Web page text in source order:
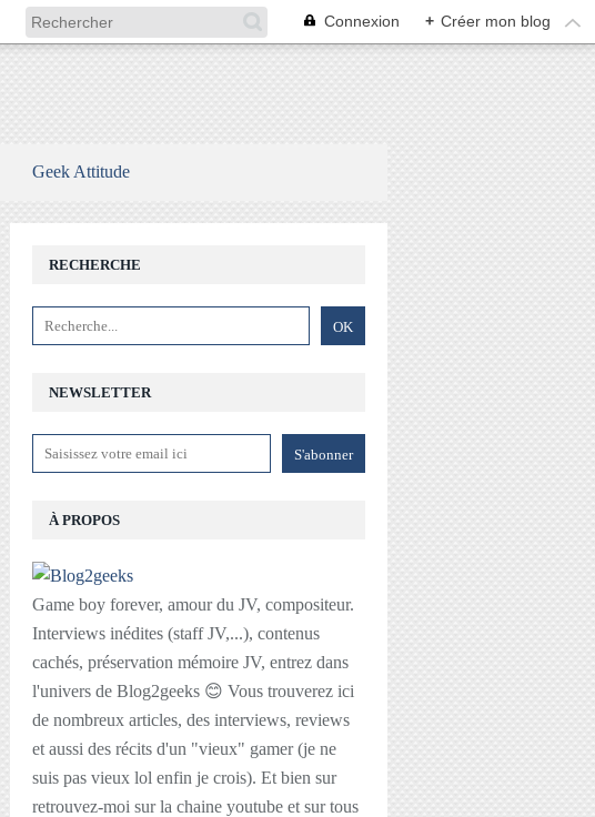
Connexion + Créer mon blog
Geek Attitude
NEWSLETTER
RECHERCHE
À PROPOS
Game boy forever, amour du JV, compositeur.
Interviews inédites (staff JV,...), contenus
cachés, préservation mémoire JV, entrez dans
l'univers de Blog2geeks 😊 Vous trouverez ici
de nombreux articles, des interviews, reviews
et aussi des récits d'un "vieux" gamer (je ne
suis pas vieux lol enfin je crois). Et bien sur
retrouvez-moi sur la chaine youtube et sur tous